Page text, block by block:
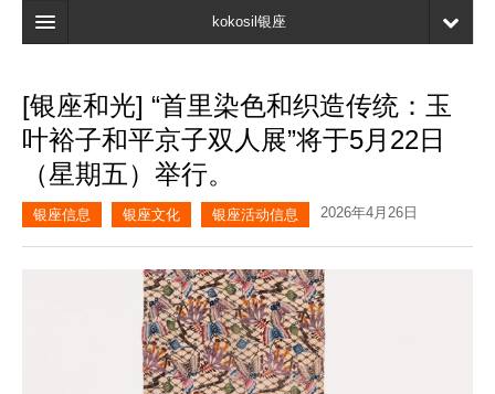
kokosil银座
搜索
最新信息
口碑
我的页面
[银座和光] “首里染色和织造传统：玉
叶裕子和平京子双人展”将于5月22日
（星期五）举行。
银座信息 银座文化 银座活动信息 2026年4月26日